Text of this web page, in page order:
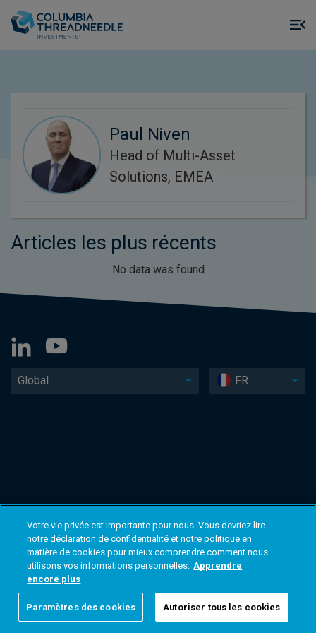
Paul Niven
Head of Multi-Asset
Solutions, EMEA
Articles les plus récents
No data was found
Global FR
Votre vie privée est importante pour nous. Vous devriez lire
notre déclaration de confidentialité et notre politique en
matière de cookies pour mieux comprendre comment nous
utilisons vos informations personnelles. Apprendre
encore plus
Paramètres des cookies Autoriser tous les cookies